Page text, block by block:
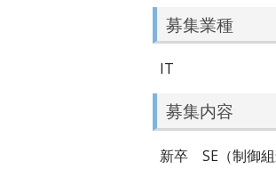
募集業種
IT
募集内容
新卒 SE（制御組